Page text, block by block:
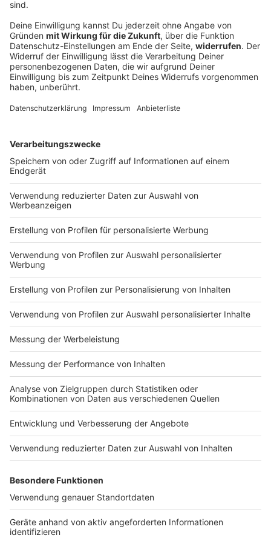
100 Tage im Amt – Dominik Krause zieht erste
Bilanz
Seit dem 1. Mai ist Dominik Krause Münchner
Oberbürgermeister – als Zweitjüngster im Amt und
Bilanz.
DEINE GEMERKTEN ARTIKEL
Du hast dir noch keine Artikel gemerkt
Markiere sie hierfür mit einem
Impressum
Nutzungsbedingungen
Jobs
Presse
Werben
Archiv
ANTENNE BAYERN GROUP
Stiftung ANTENNE BAYERN
Kontakt
Studio-Hotline
Verkehrs-Hotline
Newsletter